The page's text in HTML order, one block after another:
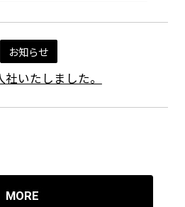
お知らせ
いたしました。
MORE